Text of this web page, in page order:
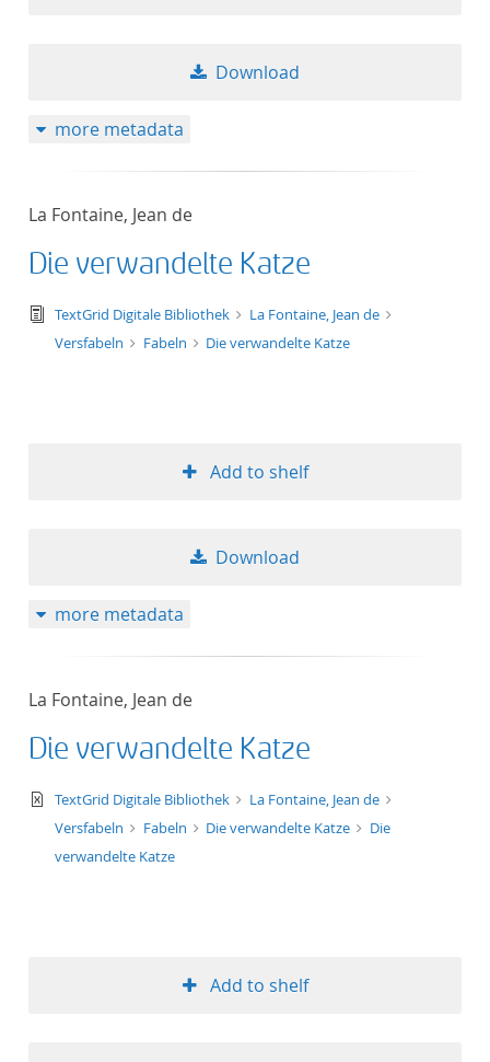
Download
more metadata
La Fontaine, Jean de
Die verwandelte Katze
text/tg.edition+tg.aggregation+xml
TextGrid Digitale Bibliothek
La Fontaine, Jean de
Versfabeln
Fabeln Die verwandelte Katze
Add to shelf
Download
more metadata
La Fontaine, Jean de
Die verwandelte Katze
text/xml
TextGrid Digitale Bibliothek
La Fontaine, Jean de
Versfabeln
Fabeln Die verwandelte Katze
Die
verwandelte Katze
Add to shelf